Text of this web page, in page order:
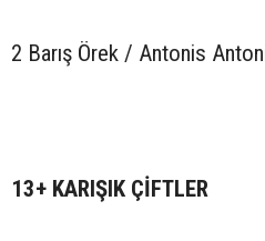
2 Barış Örek / Antonis
13+ KARIŞIK ÇİFTLER